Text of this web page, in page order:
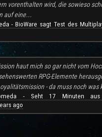
vorenthalten wird, die sowieso
auf eine...
- BioWare sagt Test des
haut mich so gar nicht vom
RPG-Elemente
- da muss noch was
- Seht 17 Minuten aus
ago